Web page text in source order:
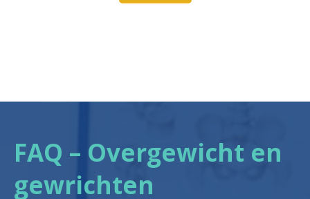
FAQ – Overgewicht en
gewrichten